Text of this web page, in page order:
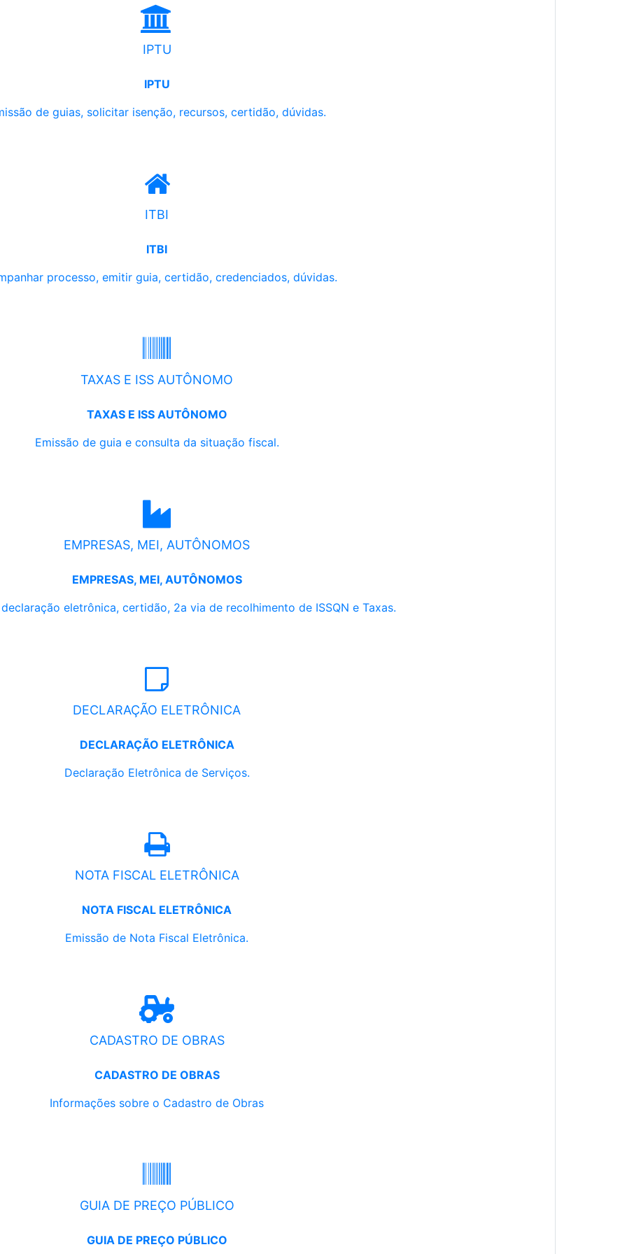
IPTU
IPTU
de guias, solicitar isenção, recursos, certidão, dúvidas.
ITBI
ITBI
processo, emitir guia, certidão, credenciados, dúvidas.
TAXAS E ISS AUTÔNOMO
TAXAS E ISS AUTÔNOMO
Emissão de guia e consulta da situação fiscal.
EMPRESAS, MEI, AUTÔNOMOS
EMPRESAS, MEI, AUTÔNOMOS
eletrônica, certidão, 2a via de recolhimento de ISSQN e Taxas.
DECLARAÇÃO ELETRÔNICA
DECLARAÇÃO ELETRÔNICA
Declaração Eletrônica de Serviços.
NOTA FISCAL ELETRÔNICA
NOTA FISCAL ELETRÔNICA
Emissão de Nota Fiscal Eletrônica.
CADASTRO DE OBRAS
CADASTRO DE OBRAS
Informações sobre o Cadastro de Obras
GUIA DE PREÇO PÚBLICO
GUIA DE PREÇO PÚBLICO